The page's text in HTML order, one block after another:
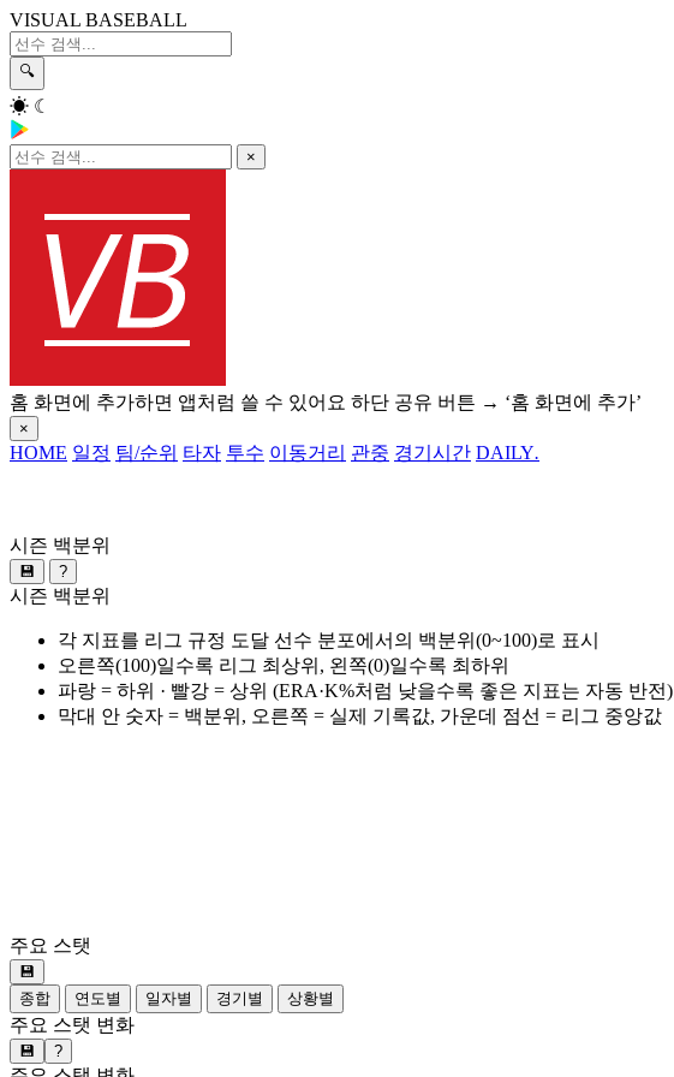
VISUAL BASEBALL
🔍
☀ ☾
×
홈 화면에 추가하면 앱처럼 쓸 수 있어요 하단 공유 버튼 → ‘홈 화면에 추가’
×
HOME 일정 팀/순위 타자 투수 이동거리 관중 경기시간 DAILY.
시즌 백분위
💾 ?
시즌 백분위
각 지표를 리그 규정 도달 선수 분포에서의 백분위(0~100)로 표시
오른쪽(100)일수록 리그 최상위, 왼쪽(0)일수록 최하위
파랑 = 하위 · 빨강 = 상위 (ERA·K%처럼 낮을수록 좋은 지표는 자동 반전)
막대 안 숫자 = 백분위, 오른쪽 = 실제 기록값, 가운데 점선 = 리그 중앙값
주요 스탯
💾
종합
연도별 일자별 경기별 상황별
주요 스탯 변화
💾 ?